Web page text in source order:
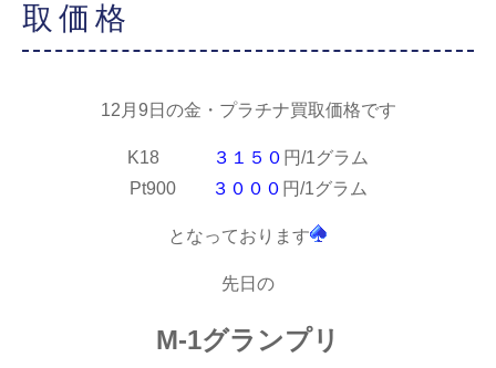
取価格
12月9日の金・プラチナ買取価格です
K18 ３１５０ 円/1グラム
Pt900
３０００ 円/1グラム
となっております
先日の
M-1グランプリ